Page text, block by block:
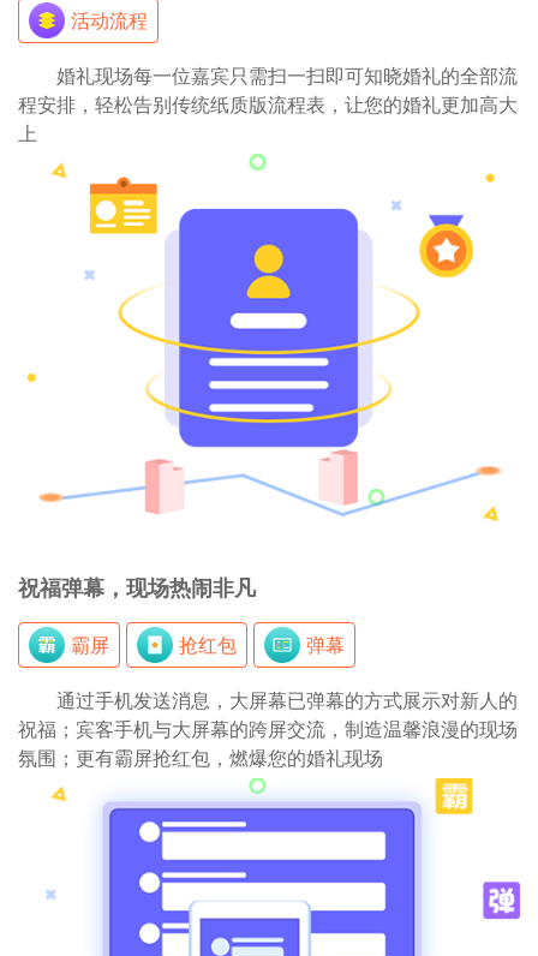
活动流程
婚礼现场每一位嘉宾只需扫一扫即可知晓婚礼的全部流
程安排，轻松告别传统纸质版流程表，让您的婚礼更加高大
上
祝福弹幕，现场热闹非凡
霸屏 抢红包
弹幕
通过手机发送消息，大屏幕已弹幕的方式展示对新人的
祝福；宾客手机与大屏幕的跨屏交流，制造温馨浪漫的现场
氛围；更有霸屏抢红包，燃爆您的婚礼现场